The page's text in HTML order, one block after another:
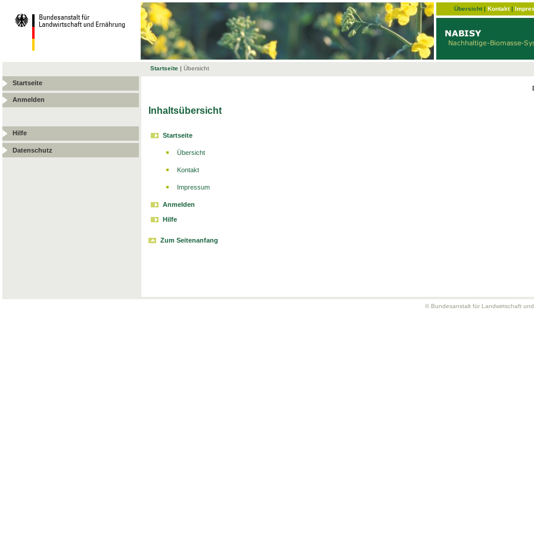
Übersicht| Kontakt|
Startseite | Übersicht
Startseite
Anmelden
Hilfe
Datenschutz
Inhaltsübersicht
Startseite
Übersicht
Kontakt
Impressum
Anmelden
Hilfe
Zum Seitenanfang
© Bundesanstalt für Landwirtschaft